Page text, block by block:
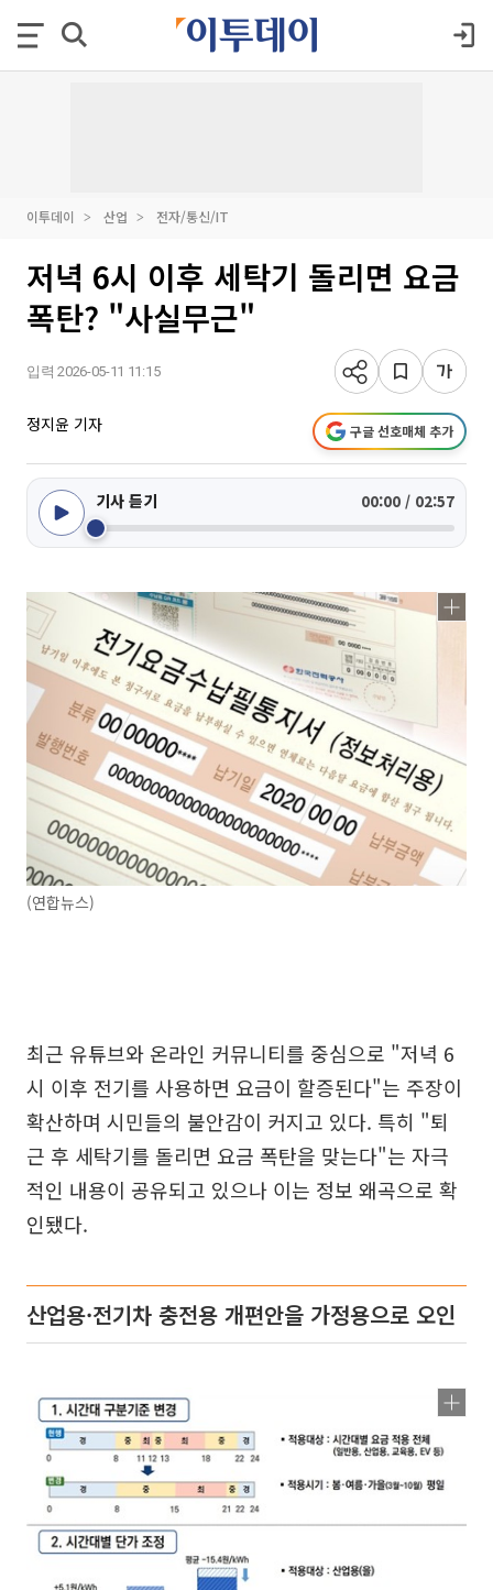
이투데이 산업 전자/통신/IT
저녁 6시 이후 세탁기 돌리면 요금
폭탄? "사실무근"
입력 2026-05-11 11:15
정지윤 기자 구글 선호매체 추가
기사 듣기 00:00 / 02:57
(연합뉴스)
최근 유튜브와 온라인 커뮤니티를 중심으로 "저녁 6
시 이후 전기를 사용하면 요금이 할증된다"는 주장이
확산하며 시민들의 불안감이 커지고 있다. 특히 "퇴
근 후 세탁기를 돌리면 요금 폭탄을 맞는다"는 자극
적인 내용이 공유되고 있으나 이는 정보 왜곡으로 확
인됐다.
산업용·전기차 충전용 개편안을 가정용으로 오인